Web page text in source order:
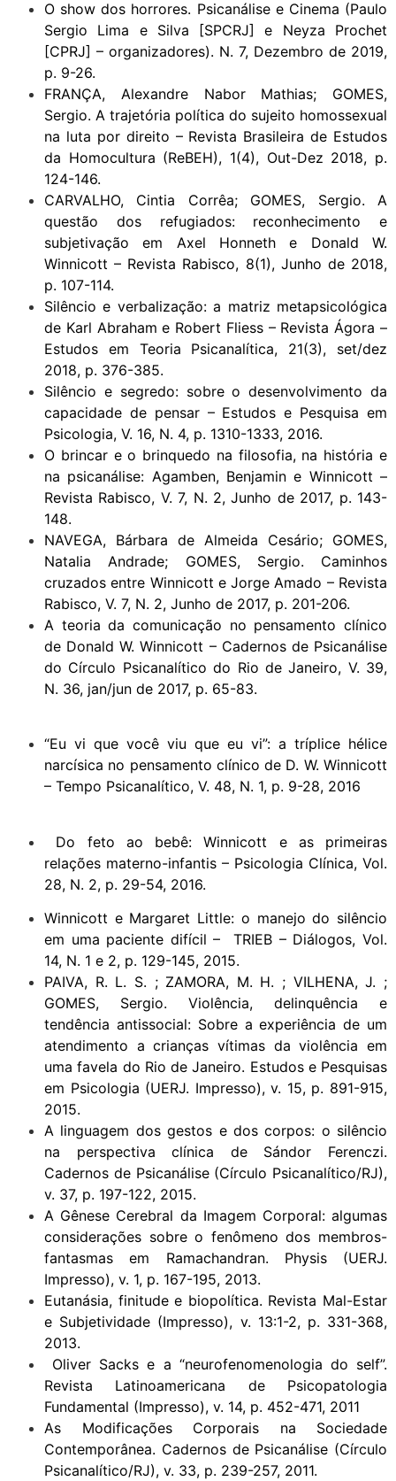
O show dos horrores. Psicanálise e Cinema (Paulo
Sergio Lima e Silva [SPCRJ] e Neyza Prochet
[CPRJ] – organizadores). N. 7, Dezembro de 2019,
p. 9-26.
FRANÇA, Alexandre Nabor Mathias; GOMES,
Sergio. A trajetória política do sujeito homossexual
na luta por direito – Revista Brasileira de Estudos
da Homocultura (ReBEH), 1(4), Out-Dez 2018, p.
124-146.
CARVALHO, Cintia Corrêa; GOMES, Sergio. A
questão dos refugiados: reconhecimento e
subjetivação em Axel Honneth e Donald W.
Winnicott – Revista Rabisco, 8(1), Junho de 2018,
p. 107-114.
Silêncio e verbalização: a matriz metapsicológica
de Karl Abraham e Robert Fliess – Revista Ágora –
Estudos em Teoria Psicanalítica, 21(3), set/dez
2018, p. 376-385.
Silêncio e segredo: sobre o desenvolvimento da
capacidade de pensar – Estudos e Pesquisa em
Psicologia, V. 16, N. 4, p. 1310-1333, 2016.
O brincar e o brinquedo na filosofia, na história e
na psicanálise: Agamben, Benjamin e Winnicott –
Revista Rabisco, V. 7, N. 2, Junho de 2017, p. 143-
148.
NAVEGA, Bárbara de Almeida Cesário; GOMES,
Natalia Andrade; GOMES, Sergio. Caminhos
cruzados entre Winnicott e Jorge Amado – Revista
Rabisco, V. 7, N. 2, Junho de 2017, p. 201-206.
A teoria da comunicação no pensamento clínico
de Donald W. Winnicott – Cadernos de Psicanálise
do Círculo Psicanalítico do Rio de Janeiro, V. 39,
N. 36, jan/jun de 2017, p. 65-83.
“Eu vi que você viu que eu vi”: a tríplice hélice
narcísica no pensamento clínico de D. W. Winnicott
– Tempo Psicanalítico, V. 48, N. 1, p. 9-28, 2016
Do feto ao bebê: Winnicott e as primeiras
relações materno-infantis – Psicologia Clínica, Vol.
28, N. 2, p. 29-54, 2016.
Winnicott e Margaret Little: o manejo do silêncio
em uma paciente difícil – TRIEB – Diálogos, Vol.
14, N. 1 e 2, p. 129-145, 2015.
PAIVA, R. L. S. ; ZAMORA, M. H. ; VILHENA, J. ;
GOMES, Sergio. Violência, delinquência e
tendência antissocial: Sobre a experiência de um
atendimento a crianças vítimas da violência em
uma favela do Rio de Janeiro. Estudos e Pesquisas
em Psicologia (UERJ. Impresso), v. 15, p. 891-915,
2015.
A linguagem dos gestos e dos corpos: o silêncio
na perspectiva clínica de Sándor Ferenczi.
Cadernos de Psicanálise (Círculo Psicanalítico/RJ),
v. 37, p. 197-122, 2015.
A Gênese Cerebral da Imagem Corporal: algumas
considerações sobre o fenômeno dos membros-
fantasmas em Ramachandran. Physis (UERJ.
Impresso), v. 1, p. 167-195, 2013.
Eutanásia, finitude e biopolítica. Revista Mal-Estar
e Subjetividade (Impresso), v. 13:1-2, p. 331-368,
2013.
Oliver Sacks e a “neurofenomenologia do self”.
Revista Latinoamericana de Psicopatologia
Fundamental (Impresso), v. 14, p. 452-471, 2011
As Modificações Corporais na Sociedade
Contemporânea. Cadernos de Psicanálise (Círculo
Psicanalítico/RJ), v. 33, p. 239-257, 2011.